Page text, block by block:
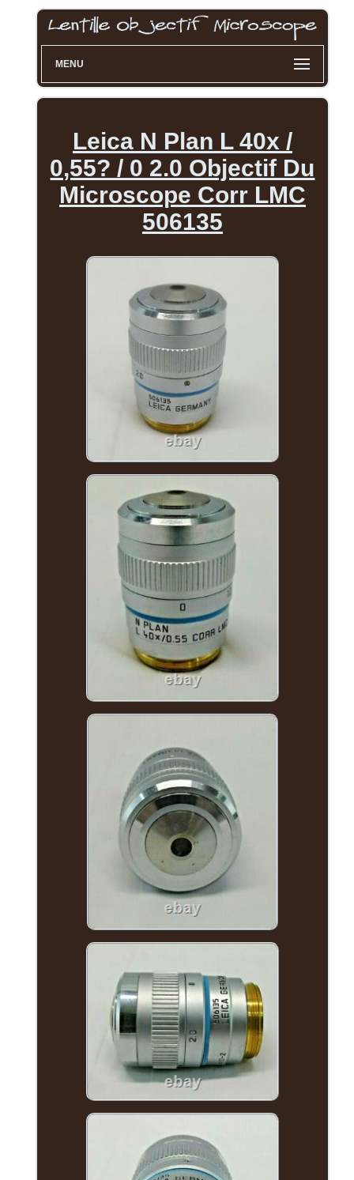
MENU
Leica N Plan L 40x /
0,55? / 0 2.0 Objectif Du
Microscope Corr LMC
506135